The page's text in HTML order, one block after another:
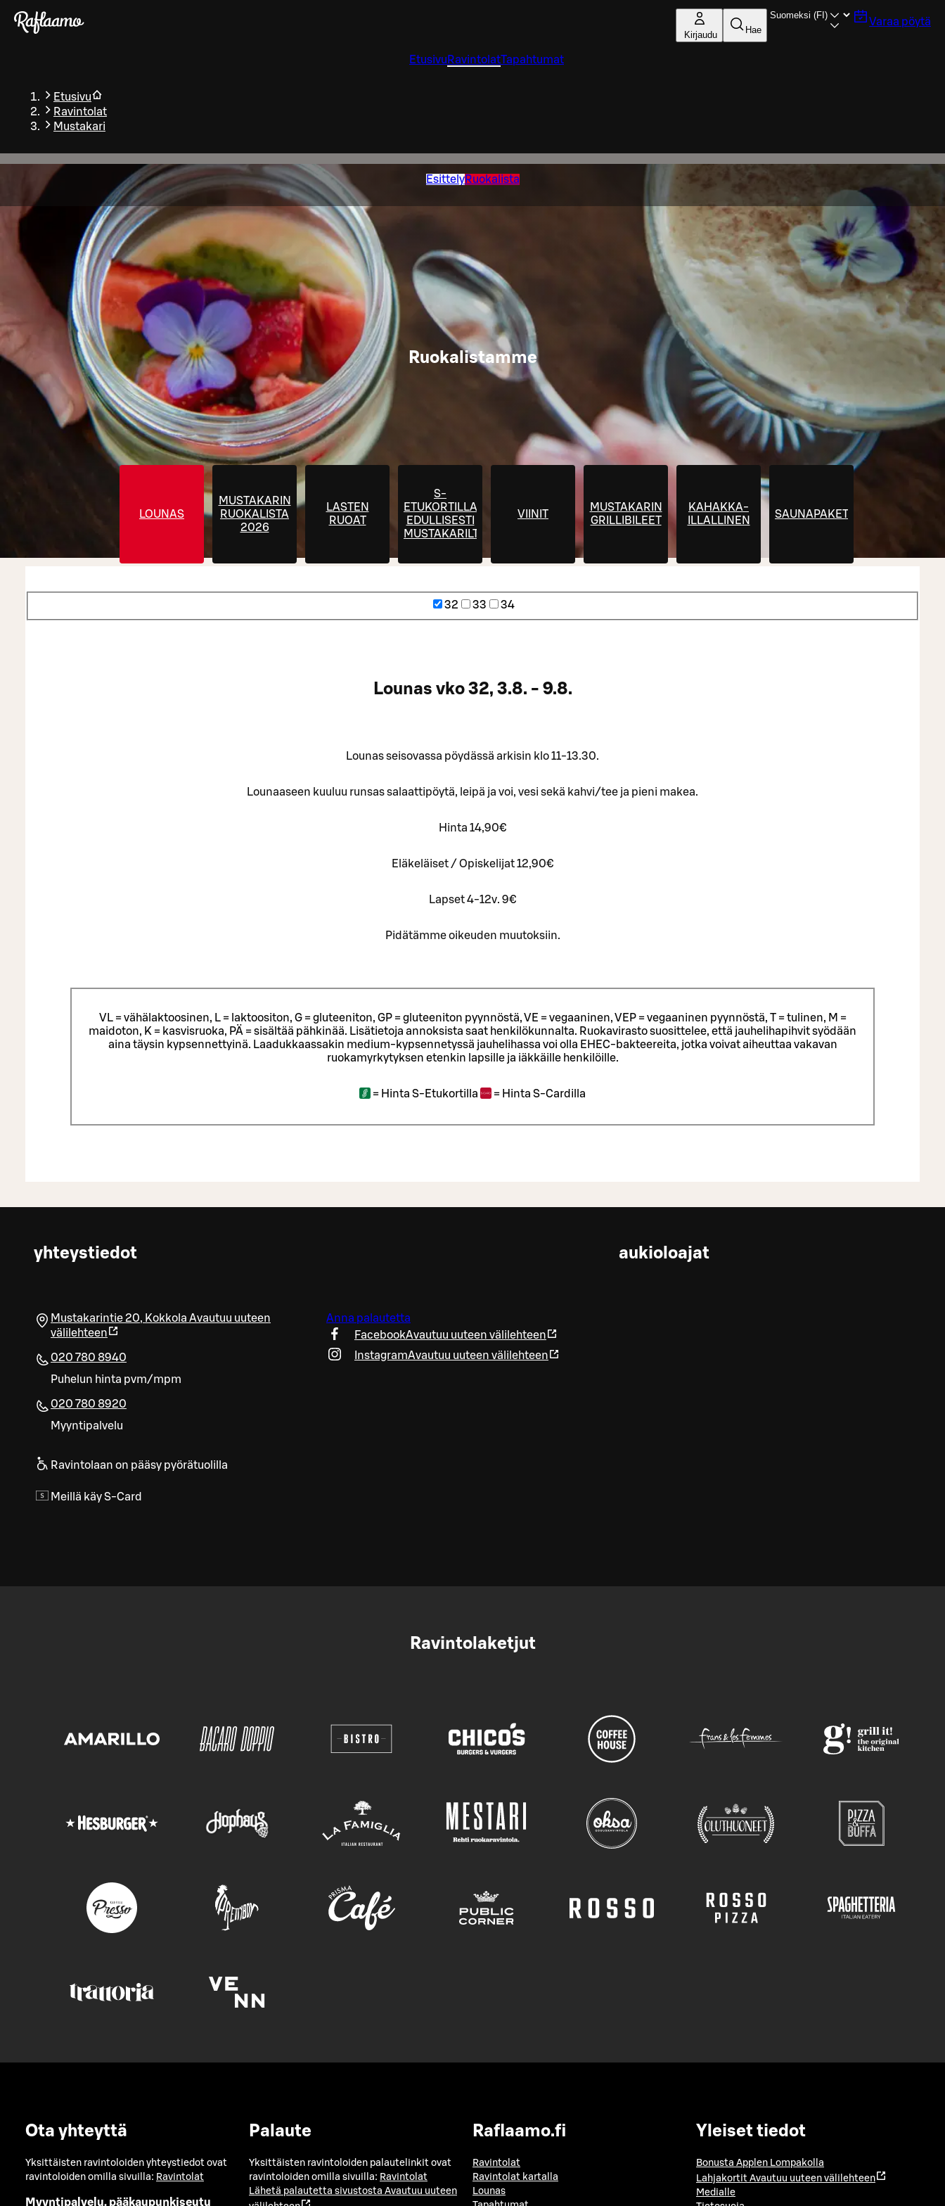
Siirry pääsisältöön
Kirjaudu Hae
Varaa pöytä
Etusivu RavintolatTapahtumat
Etusivu
Ravintolat
Mustakari
EsittelyRuokalista
Ruokalistamme
LOUNAS
MUSTAKARIN
RUOKALISTA
2026
LASTEN
RUOAT
S-
ETUKORTILLA
EDULLISESTI
MUSTAKARILTA
VIINIT
MUSTAKARIN
GRILLIBILEET
KAHAKKA-
ILLALLINEN
SAUNAPAKETIT
32 33 34
Lounas vko 32, 3.8. - 9.8.
Lounas seisovassa pöydässä arkisin klo 11-13.30.
Lounaaseen kuuluu runsas salaattipöytä, leipä ja voi, vesi sekä kahvi/tee ja pieni makea.
Hinta 14,90€
Eläkeläiset / Opiskelijat 12,90€
Lapset 4-12v. 9€
Pidätämme oikeuden muutoksiin.
VL = vähälaktoosinen, L = laktoositon, G = gluteeniton, GP = gluteeniton pyynnöstä, VE = vegaaninen, VEP = vegaaninen pyynnöstä, T = tulinen, M =
maidoton, K = kasvisruoka, PÄ = sisältää pähkinää. Lisätietoja annoksista saat henkilökunnalta. Ruokavirasto suosittelee, että jauhelihapihvit syödään
aina täysin kypsennettyinä. Laadukkaassakin medium-kypsennetyssä jauhelihassa voi olla EHEC-bakteereita, jotka voivat aiheuttaa vakavan
ruokamyrkytyksen etenkin lapsille ja iäkkäille henkilöille.
= Hinta S-Etukortilla = Hinta S-Cardilla
yhteystiedot
Mustakarintie 20, Kokkola Avautuu uuteen
välilehteen
020 780 8940
Puhelun hinta pvm/mpm
020 780 8920
Myyntipalvelu
Ravintolaan on pääsy pyörätuolilla
Meillä käy S-Card
Anna palautetta
FacebookAvautuu uuteen välilehteen
InstagramAvautuu uuteen välilehteen
aukioloajat
Ravintolaketjut
Ota yhteyttä
Yksittäisten ravintoloiden yhteystiedot ovat
ravintoloiden omilla sivuilla: Ravintolat
Myyntipalvelu, pääkaupunkiseutu
Palaute
Yksittäisten ravintoloiden palautelinkit ovat
ravintoloiden omilla sivuilla: Ravintolat
Lähetä palautetta sivustosta Avautuu uuteen
Raflaamo.fi
Ravintolat
Ravintolat kartalla
Lounas
Yleiset tiedot
Bonusta Applen Lompakolla
Lahjakortit Avautuu uuteen välilehteen
Medialle